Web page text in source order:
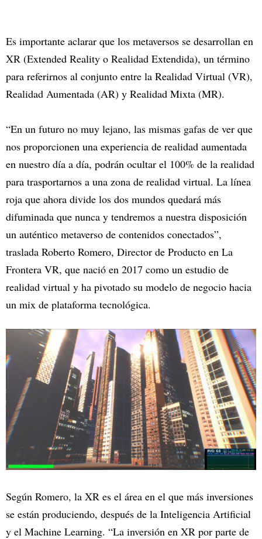
Es importante aclarar que los metaversos se desarrollan en
XR (Extended Reality o Realidad Extendida), un término
para referirnos al conjunto entre la Realidad Virtual (VR),
Realidad Aumentada (AR) y Realidad Mixta (MR).
“En un futuro no muy lejano, las mismas gafas de ver que
nos proporcionen una experiencia de realidad aumentada
en nuestro día a día, podrán ocultar el 100% de la realidad
para trasportarnos a una zona de realidad virtual. La línea
roja que ahora divide los dos mundos quedará más
difuminada que nunca y tendremos a nuestra disposición
un auténtico metaverso de contenidos conectados”,
traslada Roberto Romero, Director de Producto en La
Frontera VR, que nació en 2017 como un estudio de
realidad virtual y ha pivotado su modelo de negocio hacia
un mix de plataforma tecnológica.
Según Romero, la XR es el área en el que más inversiones
se están produciendo, después de la Inteligencia Artificial
y el Machine Learning. “La inversión en XR por parte de